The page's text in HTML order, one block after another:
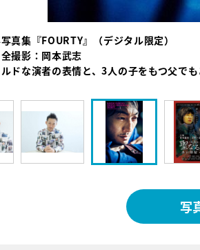
真集『FOURTY』（デジタル限定）
撮影：岡本武志
ドな演者の表情と、3人の子をもつ父で
写